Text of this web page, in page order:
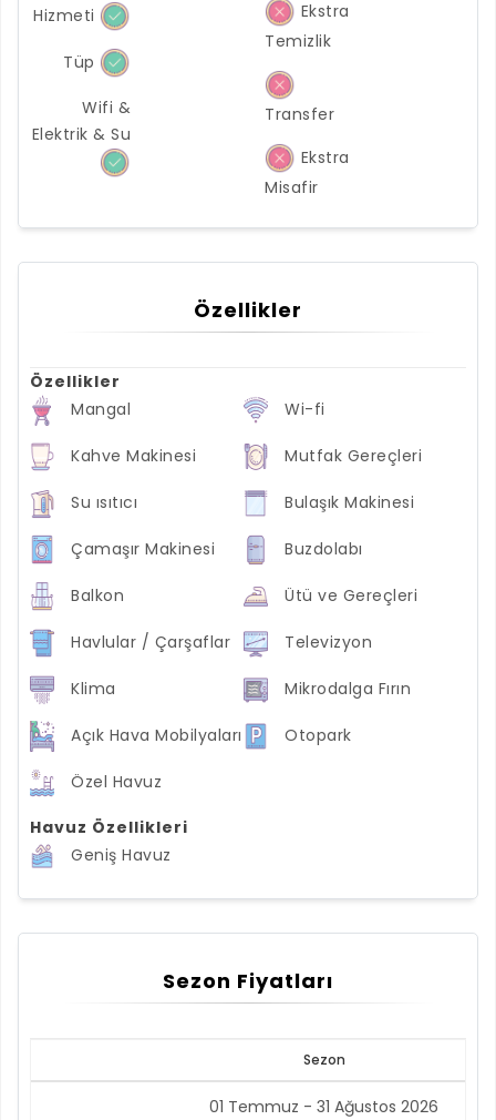
Hizmeti
Tüp
Wifi &
Elektrik & Su
Ekstra
Temizlik
Transfer
Ekstra
Misafir
Özellikler
Özellikler
Mangal
Wi-fi
Kahve Makinesi Mutfak Gereçleri
Su ısıtıcı Bulaşık Makinesi
Çamaşır Makinesi Buzdolabı
Balkon Ütü ve Gereçleri
Havlular / Çarşaflar Televizyon
Klima Mikrodalga Fırın
Açık Hava Mobilyaları Otopark
Özel Havuz
Havuz Özellikleri
Geniş Havuz
Sezon Fiyatları
Sezon
01 Temmuz - 31 Ağustos 2026